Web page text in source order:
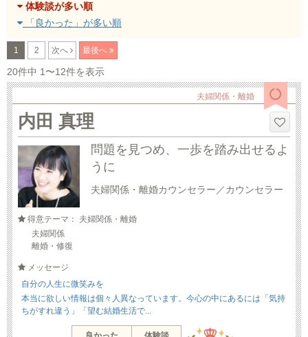
体験談が多い順
「良かった」が多い順
1 2 次へ 最後へ
20件中 1〜12件を表示
夫婦関係・離婚
内田 真理
問題を見つめ、一歩を踏み出せるよ
うに
夫婦関係・離婚カウンセラー／カウンセラー
得意テーマ： 夫婦関係・離婚
夫婦関係
離婚・修復
メッセージ
自分の人生に微笑みを
本当に欲しい情報は個々人異なっています。今心の中にあるには「気持
ちがすれ違う」「望む結婚生活で...